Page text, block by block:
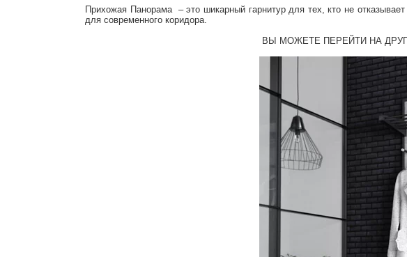
Прихожая Панорама – это шикарный гарнитур для тех, кто не
для современного коридора.
ВЫ МОЖЕТЕ ПЕРЕЙТИ НА